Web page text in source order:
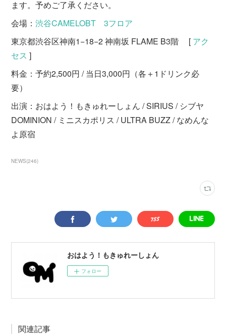
ます。予めご了承ください。
会場：渋谷CAMELOBT 3フロア
東京都渋谷区神南1−18−2 神南坂 FLAME B3階 [ アク
セス ]
料金：予約2,500円 / 当日3,000円（各＋1ドリンク必
要）
出演：おはよう！もきゅれーしょん / SIRIUS / シブヤ
DOMINION / ミニスカポリス / ULTRA BUZZ / なめんな
よ原宿
NEWS(246)
おはよう！もきゅれーしょん
フォロー
関連記事